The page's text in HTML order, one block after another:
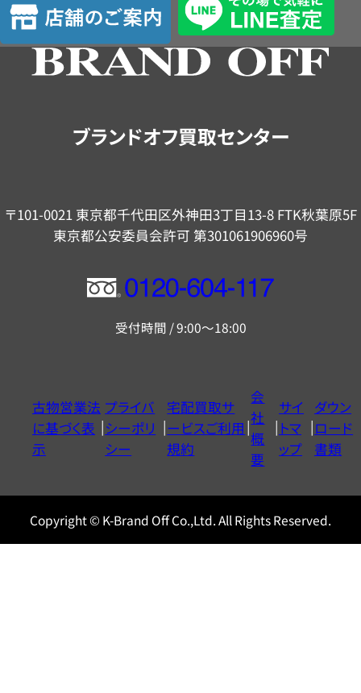
定
舗
の
ブランドオフ買取センター
〒101-0021 東京都千代田区外神田3丁目13-8 FTK秋葉原5F
東京都公安委員会許可 第301061906960号
フ
ー
ヤ
ル
0120604117
受付時間 / 9:00～18:00
古物営業法
に基づく表
示
プライバ
シーポリ
シー
宅配買取サ
ービスご利用
規約
会
社
概
要
サイ
トマ
ップ
ダウン
ロード
書類
Copyright © K-Brand Off Co.,Ltd. All Rights Reserved.